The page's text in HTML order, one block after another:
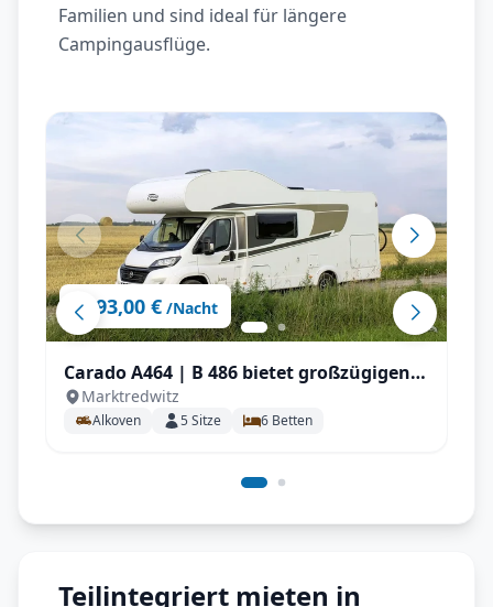
Familien und sind ideal für längere
Campingausflüge.
ab 93,00 € /Nacht
Carado A464 | B 486 bietet großzügigen
Platz für 5 Personen , großem
Doppelbett, zusätzlicher Sitzgruppe
Marktredwitz
Alkoven 5Sitze 6 Betten
Teilintegriert mieten in